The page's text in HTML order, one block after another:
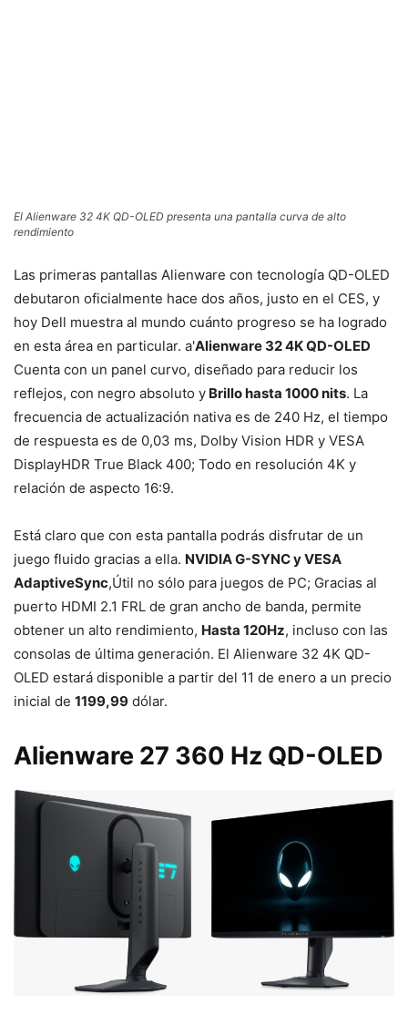
El Alienware 32 4K QD-OLED presenta una pantalla curva de alto
rendimiento
Las primeras pantallas Alienware con tecnología QD-OLED
debutaron oficialmente hace dos años, justo en el CES, y
hoy Dell muestra al mundo cuánto progreso se ha logrado
en esta área en particular. a'Alienware 32 4K QD-OLED
Cuenta con un panel curvo, diseñado para reducir los
reflejos, con negro absoluto y Brillo hasta 1000 nits. La
frecuencia de actualización nativa es de 240 Hz, el tiempo
de respuesta es de 0,03 ms, Dolby Vision HDR y VESA
DisplayHDR True Black 400; Todo en resolución 4K y
relación de aspecto 16:9.
Está claro que con esta pantalla podrás disfrutar de un
juego fluido gracias a ella. NVIDIA G-SYNC y VESA
AdaptiveSync,Útil no sólo para juegos de PC; Gracias al
puerto HDMI 2.1 FRL de gran ancho de banda, permite
obtener un alto rendimiento, Hasta 120Hz, incluso con las
consolas de última generación. El Alienware 32 4K QD-
OLED estará disponible a partir del 11 de enero a un precio
inicial de 1199,99 dólar.
Alienware 27 360 Hz QD-OLED